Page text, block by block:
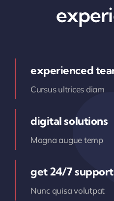
experienced
Cursus ultrices diam
digital solutions
Magna augue temp
get 24/7 support
Nunc quisa volutpat